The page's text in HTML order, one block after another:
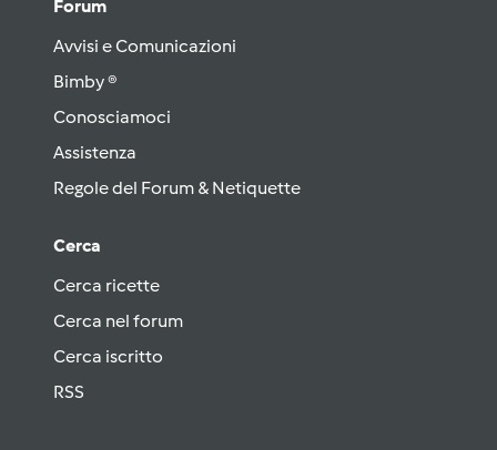
Forum
Avvisi e Comunicazioni
Bimby ®
Conosciamoci
Assistenza
Regole del Forum & Netiquette
Cerca
Cerca ricette
Cerca nel forum
Cerca iscritto
RSS